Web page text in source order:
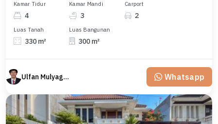
Kamar Tidur
4
Kamar Mandi
3
Carport
2
Luas Tanah
330 m²
Luas Bangunan
300 m²
Ulfan Mulyagan Whatsapp